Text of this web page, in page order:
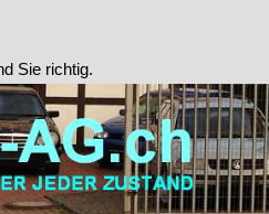
Sie richtig.